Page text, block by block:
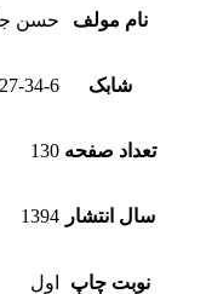
نام مولف حسن
شابک 34-6
تعداد صفحه 130
سال انتشار 1394
نوبت چاپ اول